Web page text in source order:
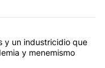
comentarios en los
histórico de
y un industricidio que
y menemismo